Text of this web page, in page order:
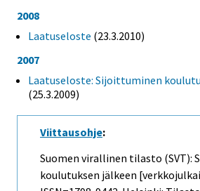
2008
Laatuseloste (23.3.2010)
2007
Laatuseloste: Sijoittuminen
(25.3.2009)
Viittausohje:
Suomen virallinen tilasto (SVT):
koulutuksen jälkeen